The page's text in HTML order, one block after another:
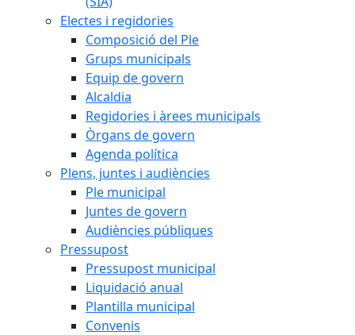
Electes i regidories
Composició del Ple
Grups municipals
Equip de govern
Alcaldia
Regidories i àrees municipals
Òrgans de govern
Agenda política
Plens, juntes i audiències
Ple municipal
Juntes de govern
Audiències públiques
Pressupost
Pressupost municipal
Liquidació anual
Plantilla municipal
Convenis